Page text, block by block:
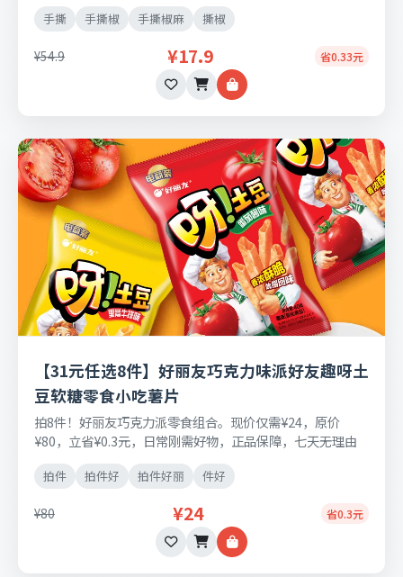
手撕 手撕椒 手撕椒麻 撕椒
¥54.9 ¥17.9 省0.33元
【31元任选8件】好丽友巧克力味派好友趣呀土
豆软糖零食小吃薯片
拍8件！好丽友巧克力派零食组合。现价仅需¥24，原价
¥80，立省¥0.3元，日常刚需好物，正品保障，七天无理由
拍件 拍件好 拍件好丽 件好
¥80 ¥24 省0.3元